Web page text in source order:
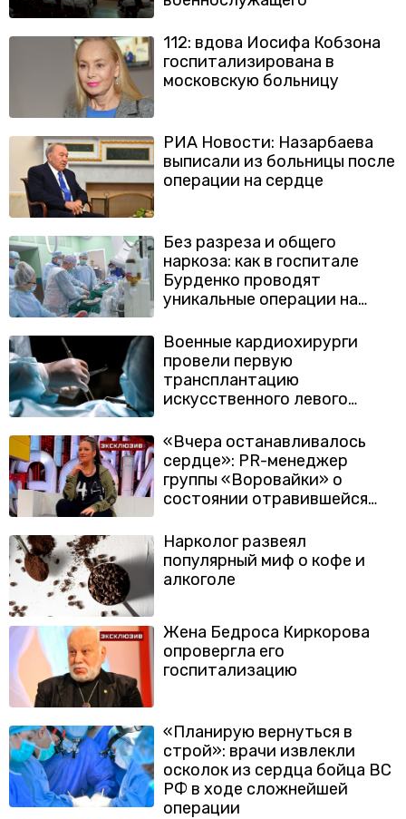
112: вдова Иосифа Кобзона
госпитализирована в
московскую больницу
РИА Новости: Назарбаева
выписали из больницы после
операции на сердце
Без разреза и общего
наркоза: как в госпитале
Бурденко проводят
уникальные операции на
Военные кардиохирурги
провели первую
трансплантацию
искусственного левого
«Вчера останавливалось
сердце»: PR-менеджер
группы «Воровайки» о
состоянии отравившейся
Нарколог развеял
популярный миф о кофе и
алкоголе
Жена Бедроса Киркорова
опровергла его
госпитализацию
«Планирую вернуться в
строй»: врачи извлекли
осколок из сердца бойца ВС
РФ в ходе сложнейшей
операции